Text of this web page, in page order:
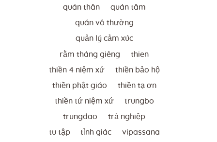
quán thân quán tâm
quán vô thường
quản lý cảm xúc
rằm tháng giêng thien
thiền 4 niệm xứ thiền bảo hộ
thiền phật giáo thiền tạ ơn
thiền tứ niệm xứ trungbo
trungdao trả nghiệp
tu tập tỉnh giác vipassana